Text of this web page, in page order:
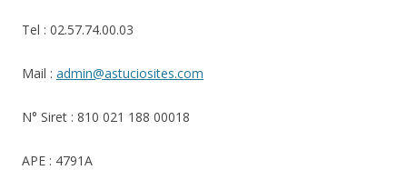
Tel : 02.57.74.00.03
Mail : admin@astuciosites.com
N° Siret : 810 021 188 00018
APE : 4791A